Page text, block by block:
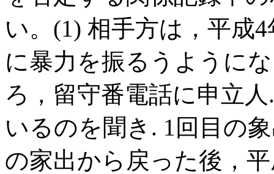
い。(1) 相手方は，平成
に暴力を振るうように
ろ，留守番電話に申立
いるのを聞き. 1回目の
の家出から戻った後，